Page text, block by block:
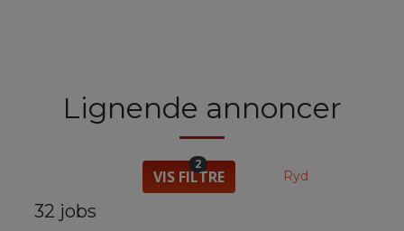
Lignende annoncer
VIS FILTRE
2
Ryd
32 jobs